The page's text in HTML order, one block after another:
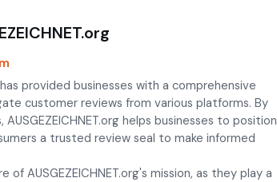
provided businesses with a comprehensive
customer reviews from various platforms. By
helps businesses to position
a trusted review seal to make informed
AUSGEZEICHNET.org's mission, as they play a